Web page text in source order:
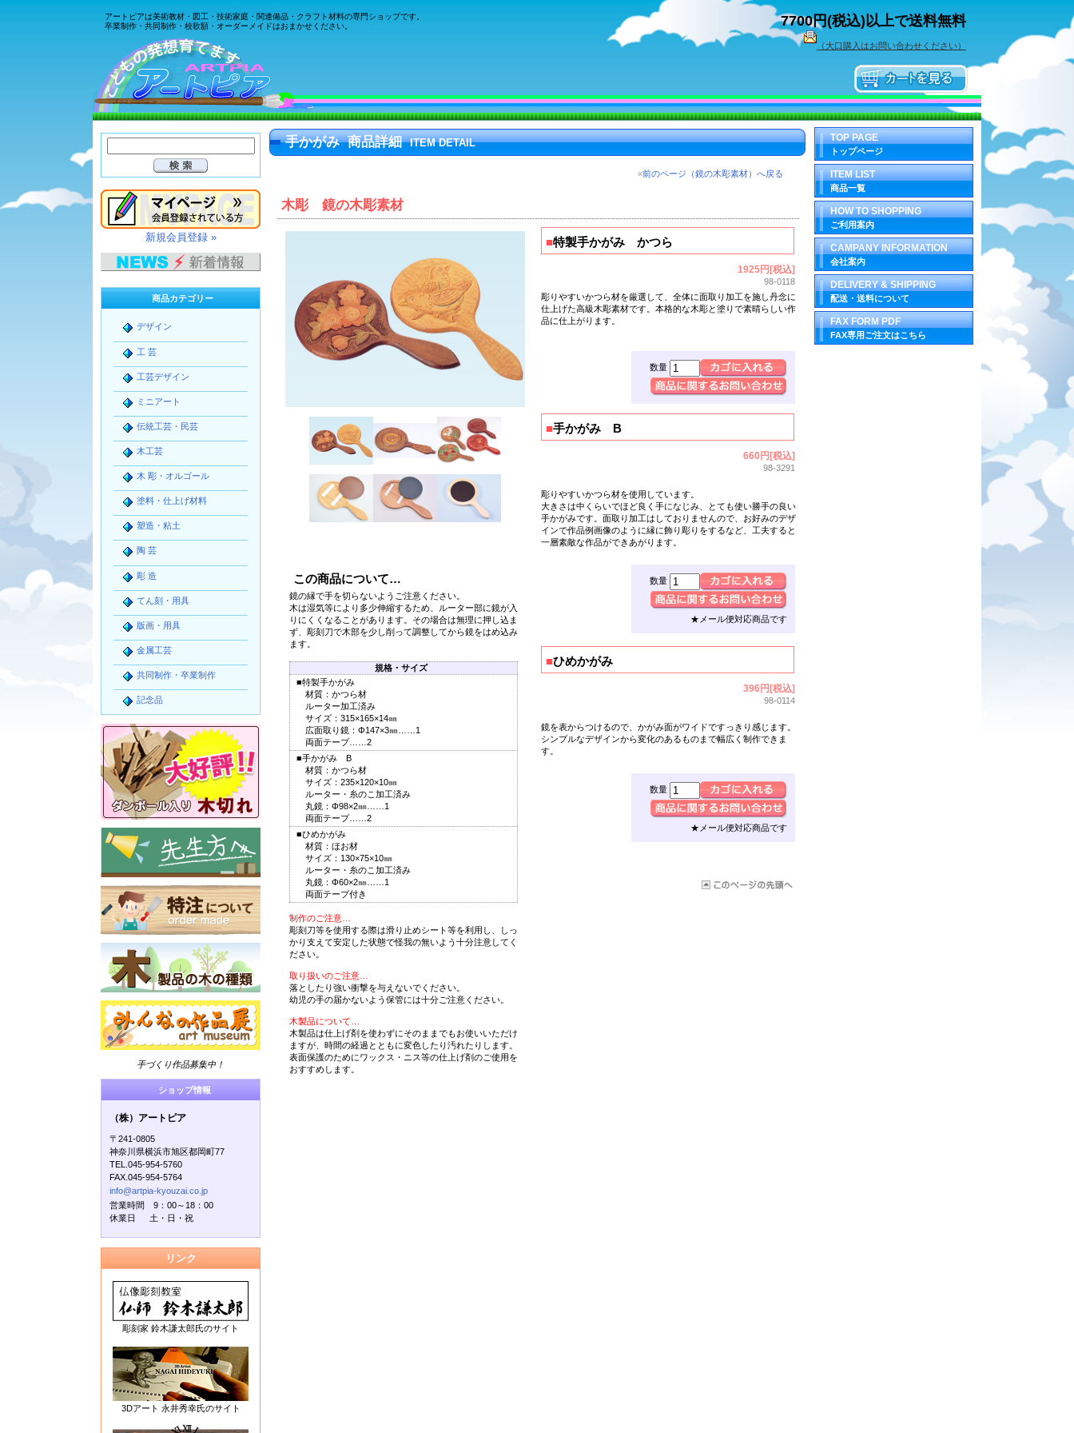
アートピアは美術教材・図工・技術家庭・関連備品・クラフト材料の専門ショップです。
卒業制作・共同制作・校歌額・オーダーメイドはおまかせください。
7700円(税込)以上で送料無料
（大口購入はお問い合わせください）
手かがみ 商品詳細 ITEM DETAIL
«前のページ（鏡の木彫素材）へ戻る
木彫 鏡の木彫素材
■特製手かがみ かつら
1925円[税込]
98-0118
彫りやすいかつら材を厳選 して、全体に面取り加工を施し丹念に
仕上げた高級木彫素材です。本格的な木彫と塗りで素晴らしい作
品に仕上がります。
数量
■手かがみ B
660円[税込]
98-3291
彫りやすいかつら材を使用しています。
大きさは中くらいでほど良く手になじみ、とても使い勝手の良い
手かがみです。面取り加工はしておりませんので、お好みのデザ
インで作品例画像のように縁に飾り彫りをするなど、工夫すると
一層素敵な作品ができあがります。
数量
★メール便対応商品です
■ひめかがみ
396円[税込]
98-0114
鏡を表からつけるので、 かがみ面がワイドですっきり感じます。
シンプルなデザインから変化のあるものまで幅広く制作できま
す。
数量
★メール便対応商品です
この商品について…
鏡の縁で手を切らないようご注意ください。
木は湿気等により多少伸縮するため、ルーター部に鏡が入
りにくくなることがあります。その場合は無理に押し込ま
ず、彫刻刀で木部を少し削って調整してから鏡をはめ込み
ます。
規格・サイズ
■特製手かがみ
材質：かつら材
ルーター加工済み
サイズ：315×165×14㎜
広面取り鏡：Φ147×3㎜……1
両面テープ……2
■手かがみ B
材質：かつら材
サイズ：235×120×10㎜
ルーター・糸のこ加工済み
丸鏡：Φ98×2㎜……1
両面テープ……2
■ひめかがみ
材質：ほお材
サイズ：130×75×10㎜
ルーター・糸のこ加工済み
丸鏡：Φ60×2㎜……1
両面テープ付き
制作のご注意…
彫刻刀等を使用する際は滑り止めシート等を利用し、しっ
かり支えて安定した状態で怪我の無いよう十分注意してく
ださい。
取り扱いのご注意…
落としたり強い衝撃を与えないでください。
幼児の手の届かないよう保管には十分ご注意ください。
木製品について…
木製品は仕上げ剤を使わずにそのままでもお使いいただけ
ますが、時間の経過とともに変色したり汚れたりします。
表面保護のためにワックス・ニス等の仕上げ剤のご使用を
おすすめします。
TOP PAGE
トップページ
ITEM LIST
商品一覧
HOW TO SHOPPING
ご利用案内
CAMPANY INFORMATION
会社案内
DELIVERY & SHIPPING
配送・送料について
FAX FORM PDF
FAX専用ご注文はこちら
新規会員登録 »
商品カテゴリー
デザイン
工 芸
工芸デザイン
ミニアート
伝統工芸・民芸
木工芸
木 彫・オルゴール
塗料・仕上げ材料
塑造・粘土
陶 芸
彫 造
てん刻・用具
版画・用具
金属工芸
共同制作・卒業制作
記念品
手づくり作品募集中！
ショップ情報
（株）アートピア
〒241-0805
神奈川県横浜市旭区都岡町77
TEL.045-954-5760
FAX.045-954-5764
info@artpia-kyouzai.co.jp
営業時間 9：00～18：00
休業日 土・日・祝
リンク
彫刻家 鈴木謙太郎氏のサイト
3Dアート 永井秀幸氏のサイト